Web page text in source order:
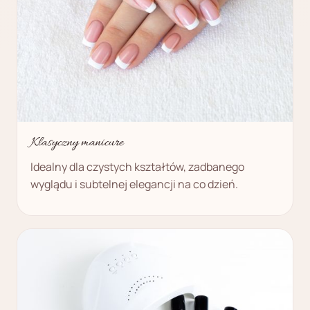
Klasyczny manicure
Idealny dla czystych kształtów, zadbanego
wyglądu i subtelnej elegancji na co dzień.